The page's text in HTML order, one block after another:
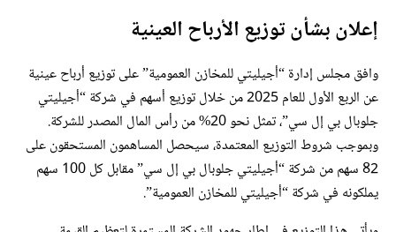
إعلان بشأن توزيع الأرباح العينية
وافق مجلس إدارة “أجيليتي للمخازن العمومية” على توزيع أرباح عينية
عن الربع الأول للعام 2025 من خلال توزيع أسهم في شركة “أجيليتي
جلوبال بي إل سي”، تمثل نحو 20% من رأس المال المصدر للشركة.
وبموجب شروط التوزيع المعتمدة، سيحصل المساهمون المستحقون على
82 سهم من شركة “أجيليتي جلوبال بي إل سي” مقابل كل 100 سهم
يملكونه في شركة “أجيليتي للمخازن العمومية”.